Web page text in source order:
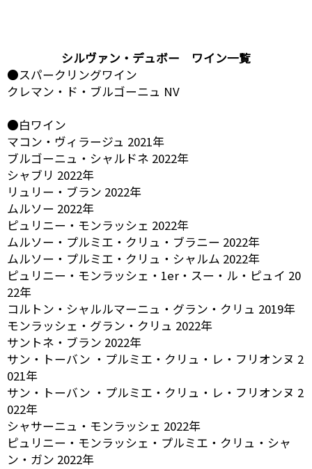
シルヴァン・デュボー ワイン一覧
●スパークリングワイン
クレマン・ド・ブルゴーニュ NV
●白ワイン
マコン・ヴィラージュ 2021年
ブルゴーニュ・シャルドネ 2022年
シャブリ 2022年
リュリー・ブラン 2022年
ムルソー 2022年
ピュリニー・モンラッシェ 2022年
ムルソー・プルミエ・クリュ・ブラニー 2022年
ムルソー・プルミエ・クリュ・シャルム 2022年
ピュリニー・モンラッシェ・1er・スー・ル・ピュイ 20
22年
コルトン・シャルルマーニュ・グラン・クリュ 2019年
モンラッシェ・グラン・クリュ 2022年
サントネ・ブラン 2022年
サン・トーバン ・プルミエ・クリュ・レ・フリオンヌ 2
021年
サン・トーバン ・プルミエ・クリュ・レ・フリオンヌ 2
022年
シャサーニュ・モンラッシェ 2022年
ピュリニー・モンラッシェ・プルミエ・クリュ・シャ
ン・ガン 2022年